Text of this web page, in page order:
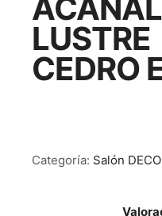
LUSTRE
CEDRO
Categoría: Salón